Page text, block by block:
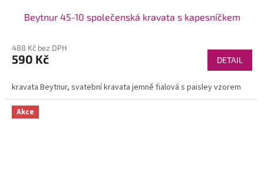
Beytnur 45-10 společenská kravata s kapesníčkem
488 Kč bez DPH
590 Kč DETAIL
kravata Beytnur, svatební kravata jemně fialová s paisley vzorem
Akce